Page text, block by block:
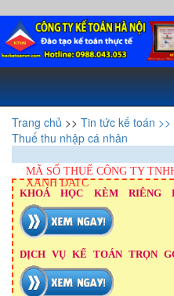
Trang chủ >> Tin tức kế toán
Thuế thu nhập cá nhân
MÃ SỐ THUẾ CÔNG TY
XANH DATC
KHOÁ HỌC KÈM RIÊNG
DỊCH VỤ KẾ TOÁN TRỌN